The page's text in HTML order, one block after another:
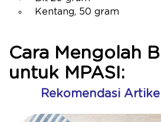
Kentang, 50 gram
Cara Mengolah
untuk MPASI:
Rekomendasi